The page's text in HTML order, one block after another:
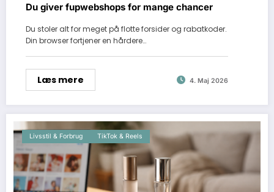
Du giver fupwebshops for mange chancer
Du stoler alt for meget på flotte forsider og rabatkoder.
Din browser fortjener en hårdere…
Læs mere 4. Maj 2026
Livsstil & Forbrug TikTok & Reels